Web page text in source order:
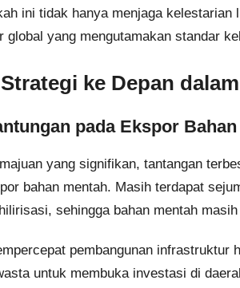
ini tidak hanya menjaga
global yang mengutamakan standar
ke Depan
pada Ekspor Bahan
yang signifikan, tantangan
bahan mentah. Masih terdapat
sehingga bahan mentah
pembangunan
untuk membuka investasi di